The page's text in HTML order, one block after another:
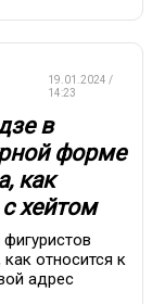
19.01.2024 /
14:23
в
форме
как
хейтом
как относится к
адрес